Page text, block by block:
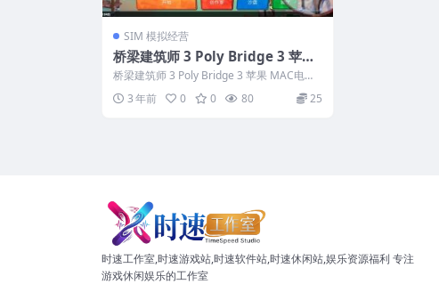
SIM 模拟经营
桥梁建筑师 3 Poly Bridge 3 苹果
MAC电脑游戏 原生中文版
桥梁建筑师 3 Poly Bridge 3 苹果 MAC电脑
游戏 原生中文版 &...
3 年前 0 0 80 25
时速工作室,时速游戏站,时速软件站,时速休闲站,娱乐资源福利 专注
游戏休闲娱乐的工作室